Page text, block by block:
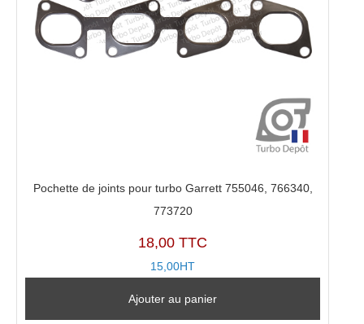
Pochette de joints pour turbo Garrett 755046, 766340,
773720
18,00 TTC
15,00HT
Ajouter au panier